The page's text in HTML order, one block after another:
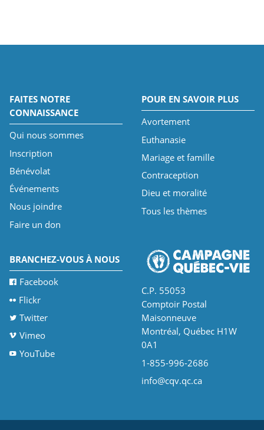
FAITES NOTRE
CONNAISSANCE
Qui nous sommes
Inscription
Bénévolat
Événements
Nous joindre
Faire un don
POUR EN SAVOIR PLUS
Avortement
Euthanasie
Mariage et famille
Contraception
Dieu et moralité
Tous les thèmes
BRANCHEZ-VOUS À NOUS
Facebook
Flickr
Twitter
Vimeo
YouTube
C.P. 55053
Comptoir Postal
Maisonneuve
Montréal, Québec H1W
0A1
1-855-996-2686
info@cqv.qc.ca